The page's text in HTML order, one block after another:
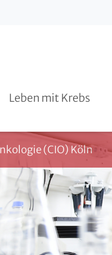
Leben mit Krebs
(CIO) Köln